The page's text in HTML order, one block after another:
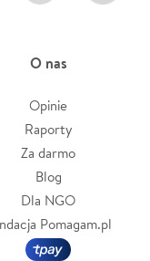
O nas
Opinie
Raporty
Za darmo
Blog
Dla NGO
Pomagam.pl